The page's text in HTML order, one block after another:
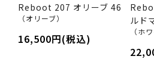
Reboot 207 オリーブ 46
（オリーブ）
16,500円(税込)
ルド
（ホ